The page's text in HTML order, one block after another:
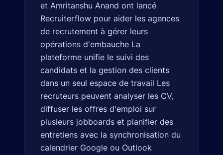
et Amritanshu Anand ont lancé
Recruiterflow pour aider les agences
de recrutement à gérer leurs
opérations d'embauche La
plateforme unifie le suivi des
candidats et la gestion des clients
dans un seul espace de travail Les
recruteurs peuvent analyser les CV,
diffuser les offres d'emploi sur
plusieurs jobboards et planifier des
entretiens avec la synchronisation du
calendrier Google ou Outlook